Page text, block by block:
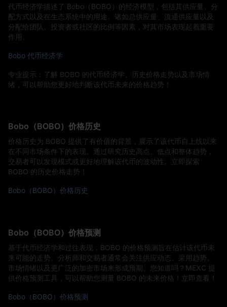
代币经济学描述了 Bobo（BOBO）的经济模型，包括其供应量、分
配方式以及在生态系统中的用途。诸如总供应量、流通供应量以及
分配给团队、投资者或社区的比例等因素，对其市场表现起着重要
作用。
Bobo 代币经济学
专业提示：了解 BOBO 的代币经济学、历史价格走势以及市场情
绪，可以帮助您更好地判断该代币未来的价格趋势！
Bobo（BOBO）价格历史
价格历史为 BOBO 提供了有价值的背景，展示了该代币自上线以来
在不同市场条件下的表现。通过研究历史高点、低点和整体趋势，
交易者可以发现模式或更好地理解该代币的波动性。立即探索
BOBO 的历史价格走势！
Bobo（BOBO）价格历史
Bobo（BOBO）价格预测
基于代币经济学和过往表现，BOBO 的价格预测旨在估计该代币未
来可能的走势。分析师和交易者通常会关注供应动态、采用趋势、
市场情绪以及更广泛的加密市场来形成预期。您知道吗？MEXC 提
供价格预测工具，可以帮助您测量 BOBO 的未来价格！立即查看！
Bobo（BOBO）价格预测